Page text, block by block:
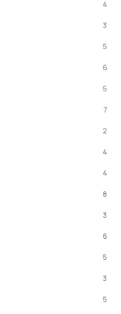
4
3
5
6
5
7
2
4
4
8
3
6
5
3
5